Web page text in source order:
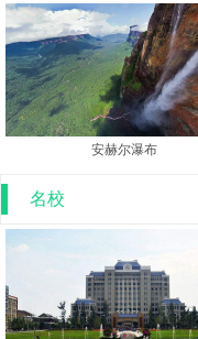
安赫尔瀑布
名校